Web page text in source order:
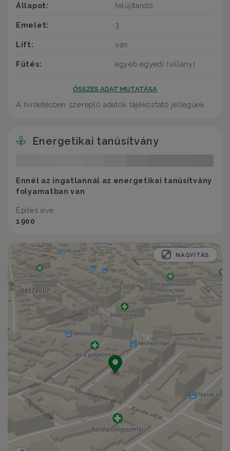
Állapot: felújítandó
Emelet: 3
Lift: van
Fűtés: egyéb egyedi (villany)
ÖSSZES ADAT MUTATÁSA
A hirdetésben szereplő adatok tájékoztató jellegűek.
Energetikai tanúsítvány
Ennél az ingatlannál az energetikai tanúsítvány
folyamatban van
Építés éve:
1900
NAGYÍTÁS